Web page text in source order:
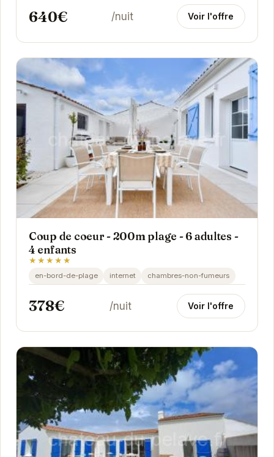
640€ /nuit Voir l'offre
Coup de coeur - 200m plage - 6 adultes -
4 enfants
★★★★★
en-bord-de-plage internet chambres-non-fumeurs
378€ /nuit Voir l'offre